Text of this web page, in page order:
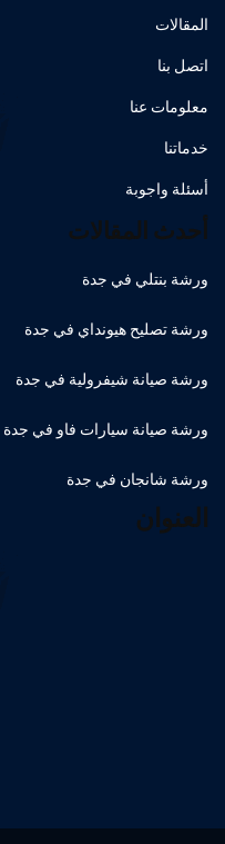
المقالات
اتصل بنا
معلومات عنا
خدماتنا
أسئلة واجوبة
أحدث المقالات
ورشة بنتلي في جدة
ورشة تصليح هيونداي في جدة
ورشة صيانة شيفرولية في جدة
ورشة صيانة سيارات فاو في جدة
ورشة شانجان في جدة
العنوان